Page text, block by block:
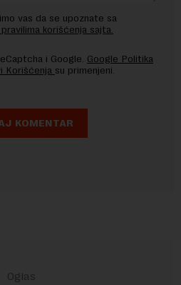
vas da se upoznate sa
korišćenja sajta.
i Google. Google Politika
Korišćenja su primenjeni.